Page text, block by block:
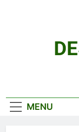
MENU